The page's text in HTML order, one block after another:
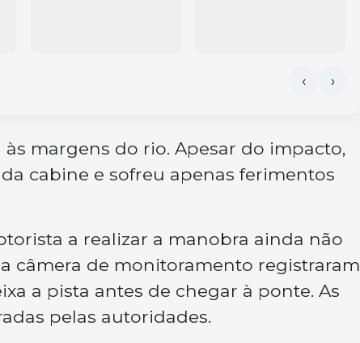
margens do rio. Apesar do impacto,
cabine e sofreu apenas ferimentos
a realizar a manobra ainda não
câmera de monitoramento registraram
a pista antes de chegar à ponte. As
pelas autoridades.